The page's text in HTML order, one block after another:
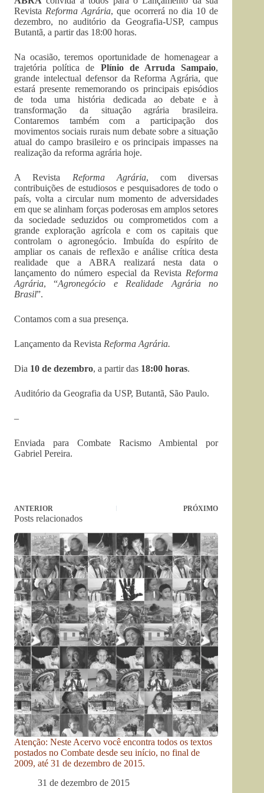
Revista Reforma Agrária, que ocorrerá no dia 10 de
dezembro, no auditório da Geografia-USP, campus
Butantã, a partir das 18:00 horas.
Na ocasião, teremos oportunidade de homenagear a
trajetória política de Plínio de Arruda Sampaio,
grande intelectual defensor da Reforma Agrária, que
estará presente rememorando os principais episódios
de toda uma história dedicada ao debate e à
transformação da situação agrária brasileira.
Contaremos também com a participação dos
movimentos sociais rurais num debate sobre a situação
atual do campo brasileiro e os principais impasses na
realização da reforma agrária hoje.
A Revista Reforma Agrária, com diversas
contribuições de estudiosos e pesquisadores de todo o
país, volta a circular num momento de adversidades
em que se alinham forças poderosas em amplos setores
da sociedade seduzidos ou comprometidos com a
grande exploração agrícola e com os capitais que
controlam o agronegócio. Imbuída do espírito de
ampliar os canais de reflexão e análise crítica desta
realidade que a ABRA realizará nesta data o
lançamento do número especial da Revista Reforma
Agrária, “Agronegócio e Realidade Agrária no
Brasil”.
Contamos com a sua presença.
Lançamento da Revista Reforma Agrária.
Dia 10 de dezembro, a partir das 18:00 horas.
Auditório da Geografia da USP, Butantã, São Paulo.
–
Enviada para Combate Racismo Ambiental por
Gabriel Pereira.
ANTERIOR PRÓXIMO
Posts relacionados
Atenção: Neste Acervo você encontra todos os textos
postados no Combate desde seu início, no final de
2009, até 31 de dezembro de 2015.
31 de dezembro de 2015